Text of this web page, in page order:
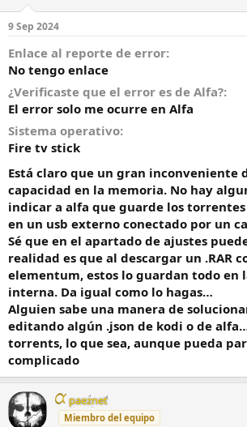
i
n
c
i
o
9 Sep 2024
Enlace al reporte de error
No tengo enlace
¿Verificaste que el error es de Alfa?
El error solo me ocurre en Alfa
Sistema operativo
Fire tv stick
Está claro que un gran inconveniente
capacidad en la memoria. No hay
indicar a alfa que guarde los torrentes
en un usb externo conectado por un
Sé que en el apartado de ajustes
realidad es que al descargar un .RAR
elementum, estos lo guardan todo en
interna. Da igual como lo hagas…
Alguien sabe una manera de
editando algún .json de kodi o de
torrents, lo que sea, aunque pueda
complicado
paeznet
Miembro del equipo